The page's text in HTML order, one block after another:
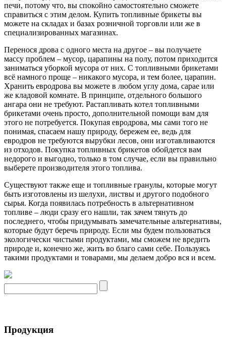
печи, потому что, вы спокойно самостоятельно сможете
справиться с этим делом. Купить топливные брикеты вы
можете на складах и базах розничной торговли или же в
специализированных магазинах.
Перенося дрова с одного места на другое – вы получаете
массу проблем – мусор, царапины на полу, потом приходится
заниматься уборкой мусора от них. С топливными брикетами
всё намного проще – никакого мусора, и тем более, царапин.
Хранить евродрова вы можете в любом углу дома, сарае или
же кладовой комнате. В принципе, отдельного большого
ангара они не требуют. Растапливать котел топливными
брикетами очень просто, дополнительной помощи вам для
этого не потребуется. Покупая евродрова, мы сами того не
понимая, спасаем нашу природу, бережем ее, ведь для
евродров не требуются вырубки лесов, они изготавливаются
из отходов. Покупка топливных брикетов обойдется вам
недорого и выгодно, только в том случае, если вы правильно
выберете производителя этого топлива.
Существуют также еще и топливные гранулы, которые могут
быть изготовлены из шелухи, листвы и другого подобного
сырья. Когда появилась потребность в альтернативном
топливе – люди сразу его нашли, так зачем тянуть до
последнего, чтобы придумывать замечательные альтернативы,
которые будут беречь природу. Если мы будем пользоваться
экологически чистыми продуктами, мы сможем не вредить
природе и, конечно же, жить во благо сами себе. Пользуясь
такими продуктами и товарами, мы делаем добро вся и всем.
Продукция